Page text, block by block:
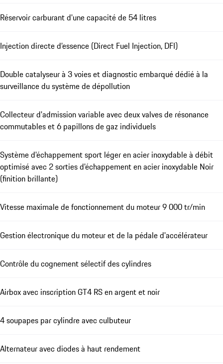
Réservoir carburant d'une capacité de 54 litres
Injection directe d’essence (Direct Fuel Injection, DFI)
Double catalyseur à 3 voies et diagnostic embarqué dédié à la
surveillance du système de dépollution
Collecteur d'admission variable avec deux valves de résonance
commutables et 6 papillons de gaz individuels
Système d'échappement sport léger en acier inoxydable à débit
optimisé avec 2 sorties d'échappement en acier inoxydable Noir
(finition brillante)
Vitesse maximale de fonctionnement du moteur 9 000 tr/min
Gestion électronique du moteur et de la pédale d'accélérateur
Contrôle du cognement sélectif des cylindres
Airbox avec inscription GT4 RS en argent et noir
4 soupapes par cylindre avec culbuteur
Alternateur avec diodes à haut rendement